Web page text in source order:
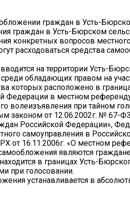
граждан в Усть-
граждан в Усть-Бюрском
конкретных вопросов
расходоваться средства
на территории Усть-
обладающих правом на
которых расположено в
Федерации в местном
волеизъявления при тайном
законом от 12.06.2002г. № 67-
Российской Федерации»,
самоуправления в
от 16.11.2006г. «О местном
являются
в границах Усть-
при голосовании.
устанавливается в